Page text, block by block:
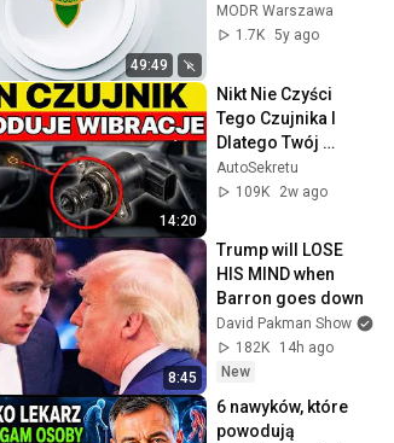
49:49
MODR Warszawa
1.7K 5y ago
14:20
Nikt Nie Czyści
Tego Czujnika I
Dlatego Twój
Samochód Drga Na
Biegu Jałowym
AutoSekretu
109K
2w ago
8:45
Trump will LOSE
HIS MIND when
Barron goes down
David Pakman Show
182K
14h ago
New
6 nawyków, które
powodują